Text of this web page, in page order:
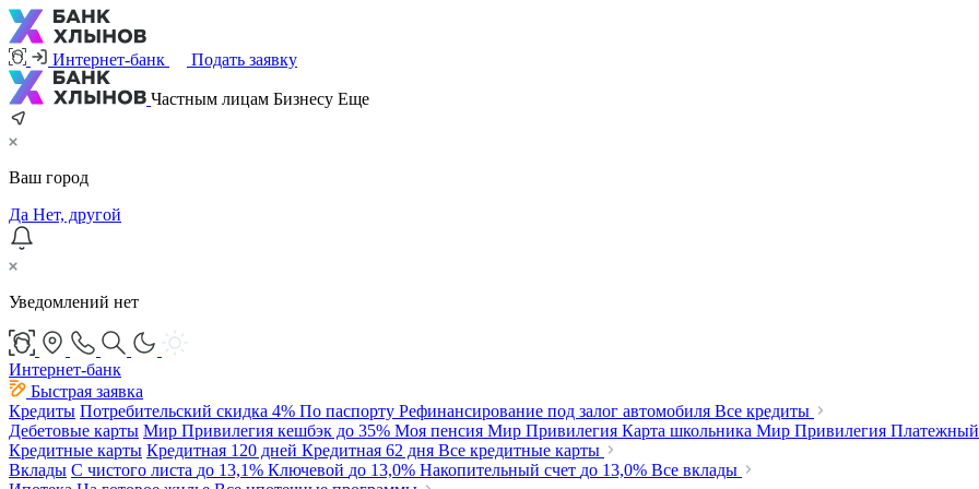
Интернет-банк Подать заявку
Частным лицам Бизнесу Еще
Ваш город
Да Нет, другой
Уведомлений нет
Интернет-банк
Быстрая заявка
Кредиты Потребительский скидка 4% По паспорту Рефинансирование под залог автомобиля Все кредиты
Дебетовые карты Мир Привилегия кешбэк до 35% Моя пенсия Мир Привилегия Карта школьника Мир Привилегия
Кредитные карты Кредитная 120 дней Кредитная 62 дня Все кредитные карты
Вклады С чистого листа до 13,1% Ключевой до 13,0% Накопительный счет до 13,0% Все вклады